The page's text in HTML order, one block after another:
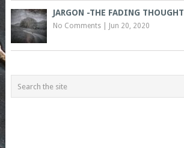
JARGON -THE FADING THOUGHT
No Comments| Jun 20, 2020